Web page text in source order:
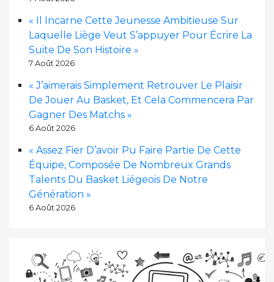
« Il Incarne Cette Jeunesse Ambitieuse Sur
Laquelle Liège Veut S’appuyer Pour Écrire La
Suite De Son Histoire »
7 Août 2026
« J’aimerais Simplement Retrouver Le Plaisir
De Jouer Au Basket, Et Cela Commencera Par
Gagner Des Matchs »
6 Août 2026
« Assez Fier D’avoir Pu Faire Partie De Cette
Équipe, Composée De Nombreux Grands
Talents Du Basket Liégeois De Notre
Génération »
6 Août 2026